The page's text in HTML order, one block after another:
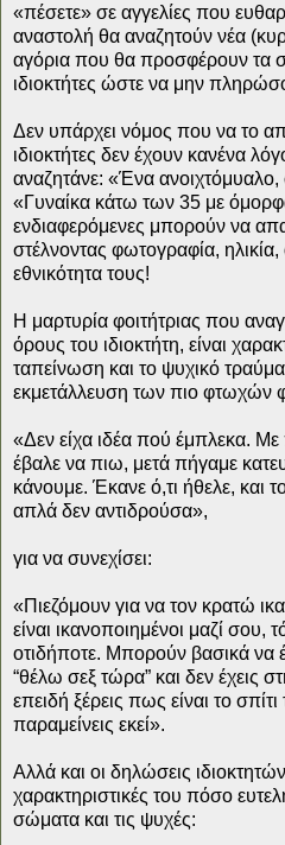
«πέσετε» σε αγγελίες που
αναστολή θα αναζητούν νέα
αγόρια που θα προσφέρουν τα
ιδιοκτήτες ώστε να μην
Δεν υπάρχει νόμος που να το
ιδιοκτήτες δεν έχουν κανένα
αναζητάνε: «Ένα ανοιχτόμυαλο,
«Γυναίκα κάτω των 35 με
ενδιαφερόμενες μπορούν να
στέλνοντας φωτογραφία,
εθνικότητα τους!
Η μαρτυρία φοιτήτριας που
όρους του ιδιοκτήτη, είναι
ταπείνωση και το ψυχικό
εκμετάλλευση των πιο φτωχών
«Δεν είχα ιδέα πού έμπλεκα.
έβαλε να πιω, μετά πήγαμε
κάνουμε. Έκανε ό,τι ήθελε, και
απλά δεν αντιδρούσα»,
για να συνεχίσει:
«Πιεζόμουν για να τον κρατώ
είναι ικανοποιημένοι μαζί σου,
οτιδήποτε. Μπορούν βασικά να
“θέλω σεξ τώρα” και δεν έχεις
επειδή ξέρεις πως είναι το σπίτι
παραμείνεις εκεί».
Αλλά και οι δηλώσεις
χαρακτηριστικές του πόσο
σώματα και τις ψυχές: